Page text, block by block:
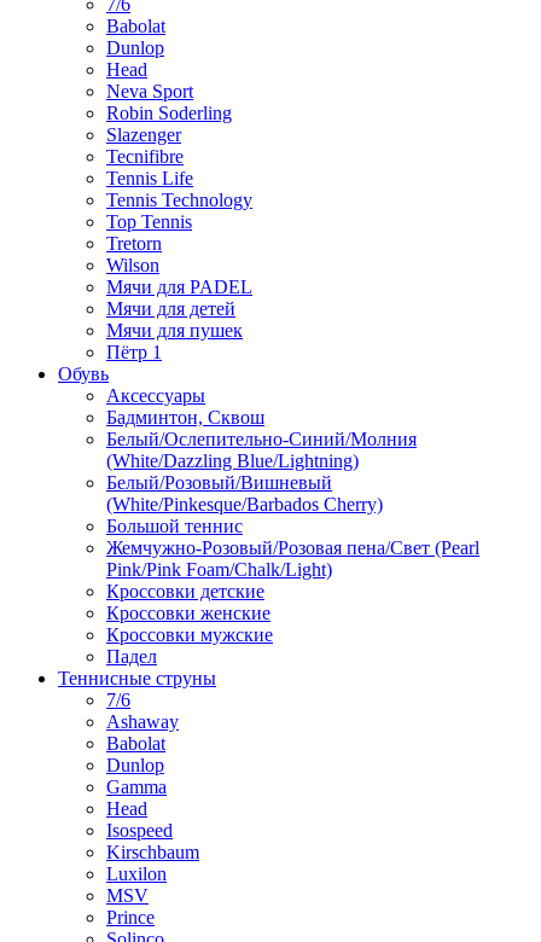
Babolat
Dunlop
Head
Neva Sport
Robin Soderling
Slazenger
Tecnifibre
Tennis Life
Tennis Technology
Top Tennis
Tretorn
Wilson
Мячи для PADEL
Мячи для детей
Мячи для пушек
Пётр 1
Обувь
Аксессуары
Бадминтон, Сквош
Белый/Ослепительно-Синий/Молния
(White/Dazzling Blue/Lightning)
Белый/Розовый/Вишневый
(White/Pinkesque/Barbados Cherry)
Большой теннис
Жемчужно-Розовый/Розовая пена/Свет (Pearl
Pink/Pink Foam/Chalk/Light)
Кроссовки детские
Кроссовки женские
Кроссовки мужские
Падел
Теннисные струны
7/6
Ashaway
Babolat
Dunlop
Gamma
Head
Isospeed
Kirschbaum
Luxilon
MSV
Prince